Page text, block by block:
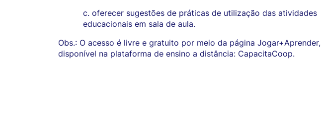
c. oferecer sugestões de práticas de utilização das atividades
educacionais em sala de aula.
Obs.: O acesso é livre e gratuito por meio da página Jogar+Aprender,
disponível na plataforma de ensino a distância: CapacitaCoop.